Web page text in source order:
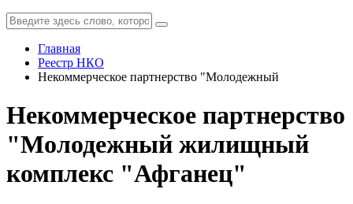
Главная
Реестр НКО
Некоммерческое партнерство "Молодежный
Некоммерческое партнерство
"Молодежный жилищный
комплекс "Афганец"